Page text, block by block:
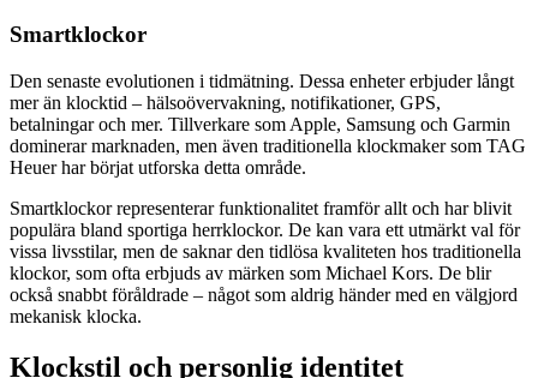
Smartklockor
Den senaste evolutionen i tidmätning. Dessa enheter erbjuder långt
mer än klocktid – hälsoövervakning, notifikationer, GPS,
betalningar och mer. Tillverkare som Apple, Samsung och Garmin
dominerar marknaden, men även traditionella klockmaker som TAG
Heuer har börjat utforska detta område.
Smartklockor representerar funktionalitet framför allt och har blivit
populära bland sportiga herrklockor. De kan vara ett utmärkt val för
vissa livsstilar, men de saknar den tidlösa kvaliteten hos traditionella
klockor, som ofta erbjuds av märken som Michael Kors. De blir
också snabbt föråldrade – något som aldrig händer med en välgjord
mekanisk klocka.
Klockstil och personlig identitet